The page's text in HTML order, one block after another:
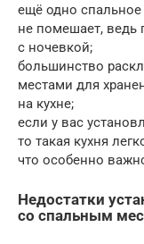
ещё одно спальное
не помешает, ведь
с ночевкой;
большинство
местами для
на кухне;
если у вас
то такая кухня
что особенно
Недостатки
со спальным